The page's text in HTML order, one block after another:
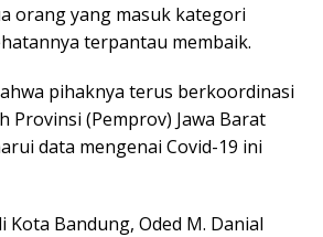
orang yang masuk kategori
terpantau membaik.
pihaknya terus berkoordinasi
Provinsi (Pemprov) Jawa Barat
data mengenai Covid-19 ini
Kota Bandung, Oded M. Danial